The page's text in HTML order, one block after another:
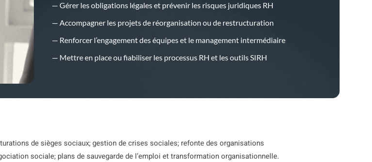
— Gérer les obligations légales et prévenir les risques juridiques RH
— Accompagner les projets de réorganisation ou de restructuration
— Renforcer l’engagement des équipes et le management intermédiaire
— Mettre en place ou fiabiliser les processus RH et les outils SIRH
de sièges sociaux; gestion de crises sociales; refonte des organisations
sociale; plans de sauvegarde de l’emploi et transformation organisationnelle.